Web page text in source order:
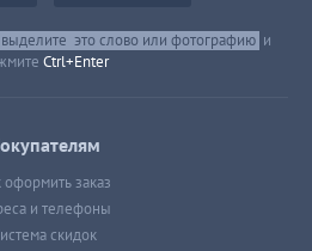
выделите это слово или фотографию и
Ctrl+Enter
оформить заказ
и телефоны
скидок